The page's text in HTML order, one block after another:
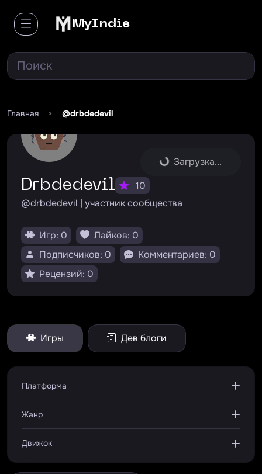
MyIndie
Главная > @drbdedevil
Загрузка...
drbdedevil
10
@drbdedevil | участник сообщества
Игр: 0
Лайков: 0
Подписчиков: 0
Комментариев: 0
Рецензий: 0
Игры Дев блоги
Платформа
Жанр
Движок